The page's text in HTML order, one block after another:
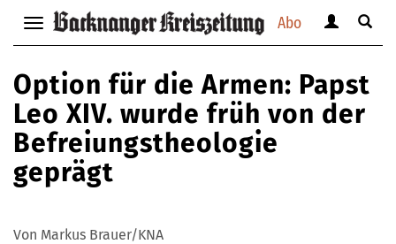
Abo
Navigation
anzeigen
verbergen
anzeigen
verbergen
Suche
Option für die Armen: Papst
Leo XIV. wurde früh von der
Befreiungstheologie
geprägt
Von Markus Brauer/KNA